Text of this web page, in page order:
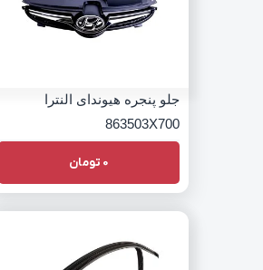
جلو پنجره هیوندای النترا
863503X700
0 تومان